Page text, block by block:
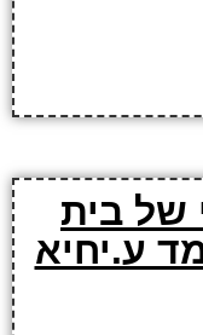
של בית
ע.יחיא